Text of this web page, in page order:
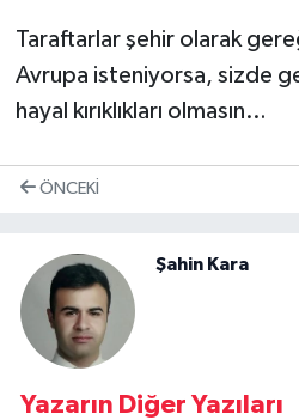
Taraftarlar şehir olarak
Avrupa isteniyorsa, sizde
hayal kırıklıkları olmasın…
ÖNCEKI
Şahin Kara
Yazarın Diğer Yazıları